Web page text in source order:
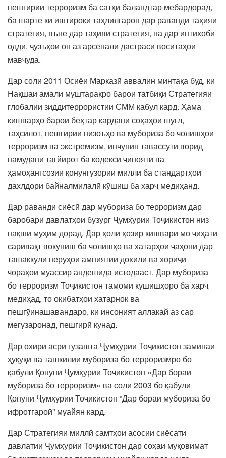
пешгирии терроризм ба сатҳи баландтар мебардорад,
ба шарте ки иштироки таҳлилгарон дар раванди таҳияи
стратегия, яъне дар таҳияи стратегия, на дар интихоби
оддӣ. ҷузъҳои он аз арсенали дастраси воситаҳои
мавҷуда.
Дар соли 2011 Осиёи Марказӣ аввалин минтақа буд, ки
Нақшаи амали муштаракро барои татбиқи Стратегияи
глобалии зиддитеррористии СММ қабул кард. Ҳама
кишварҳо барои беҳтар кардани соҳаҳои шуғл,
таҳсилот, пешгирии низоъҳо ва мубориза бо чолишҳои
терроризм ва экстремизм, инчунин тавассути ворид
намудани тағйирот ба кодекси ҷиноятӣ ва
ҳамоҳангсозии қонунгузории миллӣ ба стандартҳои
дахлдори байналмилалӣ кӯшиш ба харҷ медиҳанд.
Дар раванди сиёсӣ дар мубориза бо терроризм дар
баробари давлатҳои бузург Ҷумҳурии Тоҷикистон низ
нақши муҳим дорад. Дар ҳоли ҳозир кишвари мо ҷиҳати
саривақт вокуниш ба чолишҳо ва хатарҳои ҷаҳонӣ дар
ташаккули нерӯҳои амниятии дохилӣ ва хориҷӣ
чораҳои муассир андешида истодааст. Дар мубориза
бо терроризм Тоҷикистон тамоми кӯшишҳоро ба харҷ
медиҳад, то оқибатҳои хатарнок ва
пешгӯинашавандаро, ки инсоният аллакай аз сар
мегузаронад, пешгирӣ кунад.
Дар охири асри гузашта Ҷумҳурии Тоҷикистон заминаи
ҳуқуқӣ ва ташкилии мубориза бо терроризмро бо
қабули Қонуни Ҷумҳурии Тоҷикистон «Дар бораи
мубориза бо терроризм» ва соли 2003 бо қабули
Қонуни Ҷумҳурии Тоҷикистон “Дар бораи мубориза бо
ифротгароӣ” муайян кард.
Дар Стратегияи миллӣ самтҳои асосии сиёсати
давлатии Ҷумҳурии Тоҷикистон дар соҳаи муқовимат